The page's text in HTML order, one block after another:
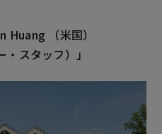
Huang
（米国）
スタッフ）」